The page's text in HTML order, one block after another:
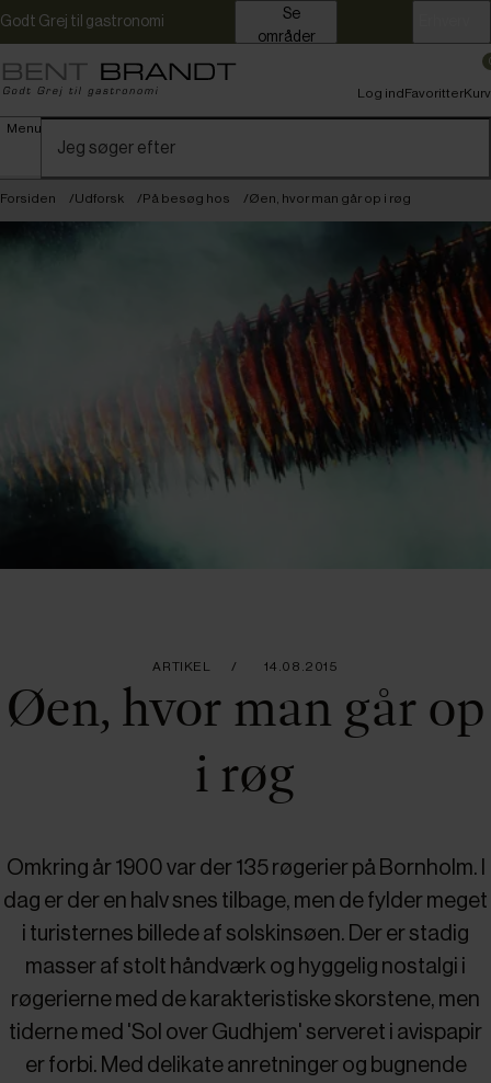
Godt Grej til gastronomi
områder
Menu
Log indFavoritterKurv
Forsiden Udforsk På besøg hos Øen, hvor man går op i røg
ARTIKEL 14.08.2015
Øen, hvor man går op
i røg
Omkring år 1900 var der 135 røgerier på Bornholm. I
dag er der en halv snes tilbage, men de fylder meget
i turisternes billede af solskinsøen. Der er stadig
masser af stolt håndværk og hyggelig nostalgi i
røgerierne med de karakteristiske skorstene, men
tiderne med 'Sol over Gudhjem' serveret i avispapir
er forbi. Med delikate anretninger og bugnende